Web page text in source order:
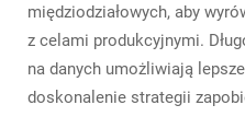
międziodziałowych, aby
z celami produkcyjnymi.
na danych umożliwiają
doskonalenie strategii